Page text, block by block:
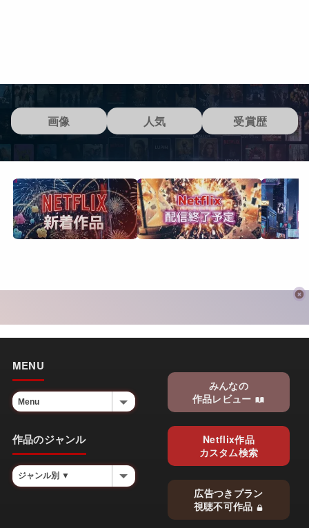
画像 人気 受賞歴
MENU
作品のジャンル
みんなの
作品レビュー
Netflix作品
カスタム検索
広告つきプラン
視聴不可作品